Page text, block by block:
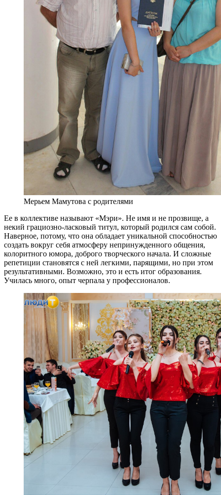
Мерьем Мамутова с родителями
Ее в коллективе называют «Мэри». Не имя и не прозвище, а
некий грациозно-ласковый титул, который родился сам собой.
Наверное, потому, что она обладает уникальной способностью
создать вокруг себя атмосферу непринужденного общения,
колоритного юмора, доброго творческого начала. И сложные
репетиции становятся с ней легкими, парящими, но при этом
результативными. Возможно, это и есть итог образования.
Училась много, опыт черпала у профессионалов.